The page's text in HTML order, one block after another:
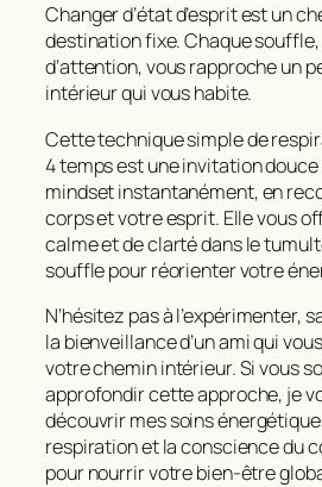
Changer d’état d’esprit est un
destination fixe. Chaque
d’attention, vous rapproche un
intérieur qui vous habite.
Cette technique simple de
4 tempsest une invitation
mindset instantanément, en
corps et votre esprit. Elle vous
calme et de clarté dans le
souffle pour réorienter votre
N’hésitez pas à l’expérimenter,
la bienveillance d’un ami qui
votre chemin intérieur. Si vous
approfondir cette approche, je
découvrir mes soins
respiration et la conscience du
pour nourrir votre bien-être